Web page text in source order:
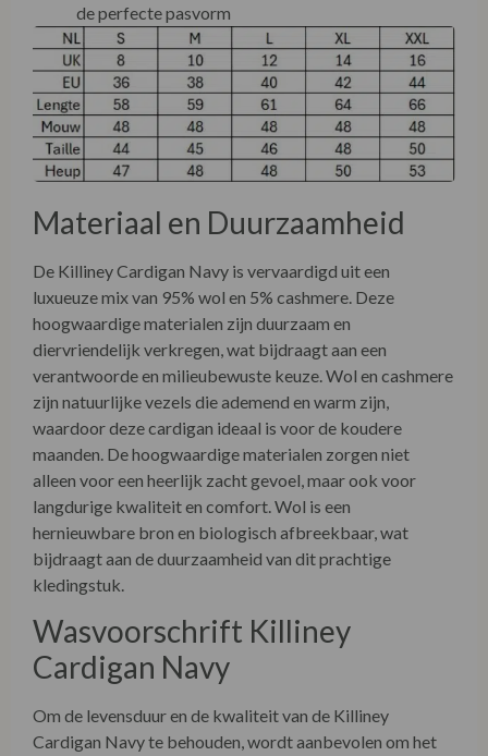
de perfecte pasvorm
Materiaal en Duurzaamheid
De Killiney Cardigan Navy is vervaardigd uit een
luxueuze mix van 95% wol en 5% cashmere. Deze
hoogwaardige materialen zijn duurzaam en
diervriendelijk verkregen, wat bijdraagt aan een
verantwoorde en milieubewuste keuze. Wol en cashmere
zijn natuurlijke vezels die ademend en warm zijn,
waardoor deze cardigan ideaal is voor de koudere
maanden. De hoogwaardige materialen zorgen niet
alleen voor een heerlijk zacht gevoel, maar ook voor
langdurige kwaliteit en comfort. Wol is een
hernieuwbare bron en biologisch afbreekbaar, wat
bijdraagt aan de duurzaamheid van dit prachtige
kledingstuk.
Wasvoorschrift Killiney
Cardigan Navy
Om de levensduur en de kwaliteit van de Killiney
Cardigan Navy te behouden, wordt aanbevolen om het